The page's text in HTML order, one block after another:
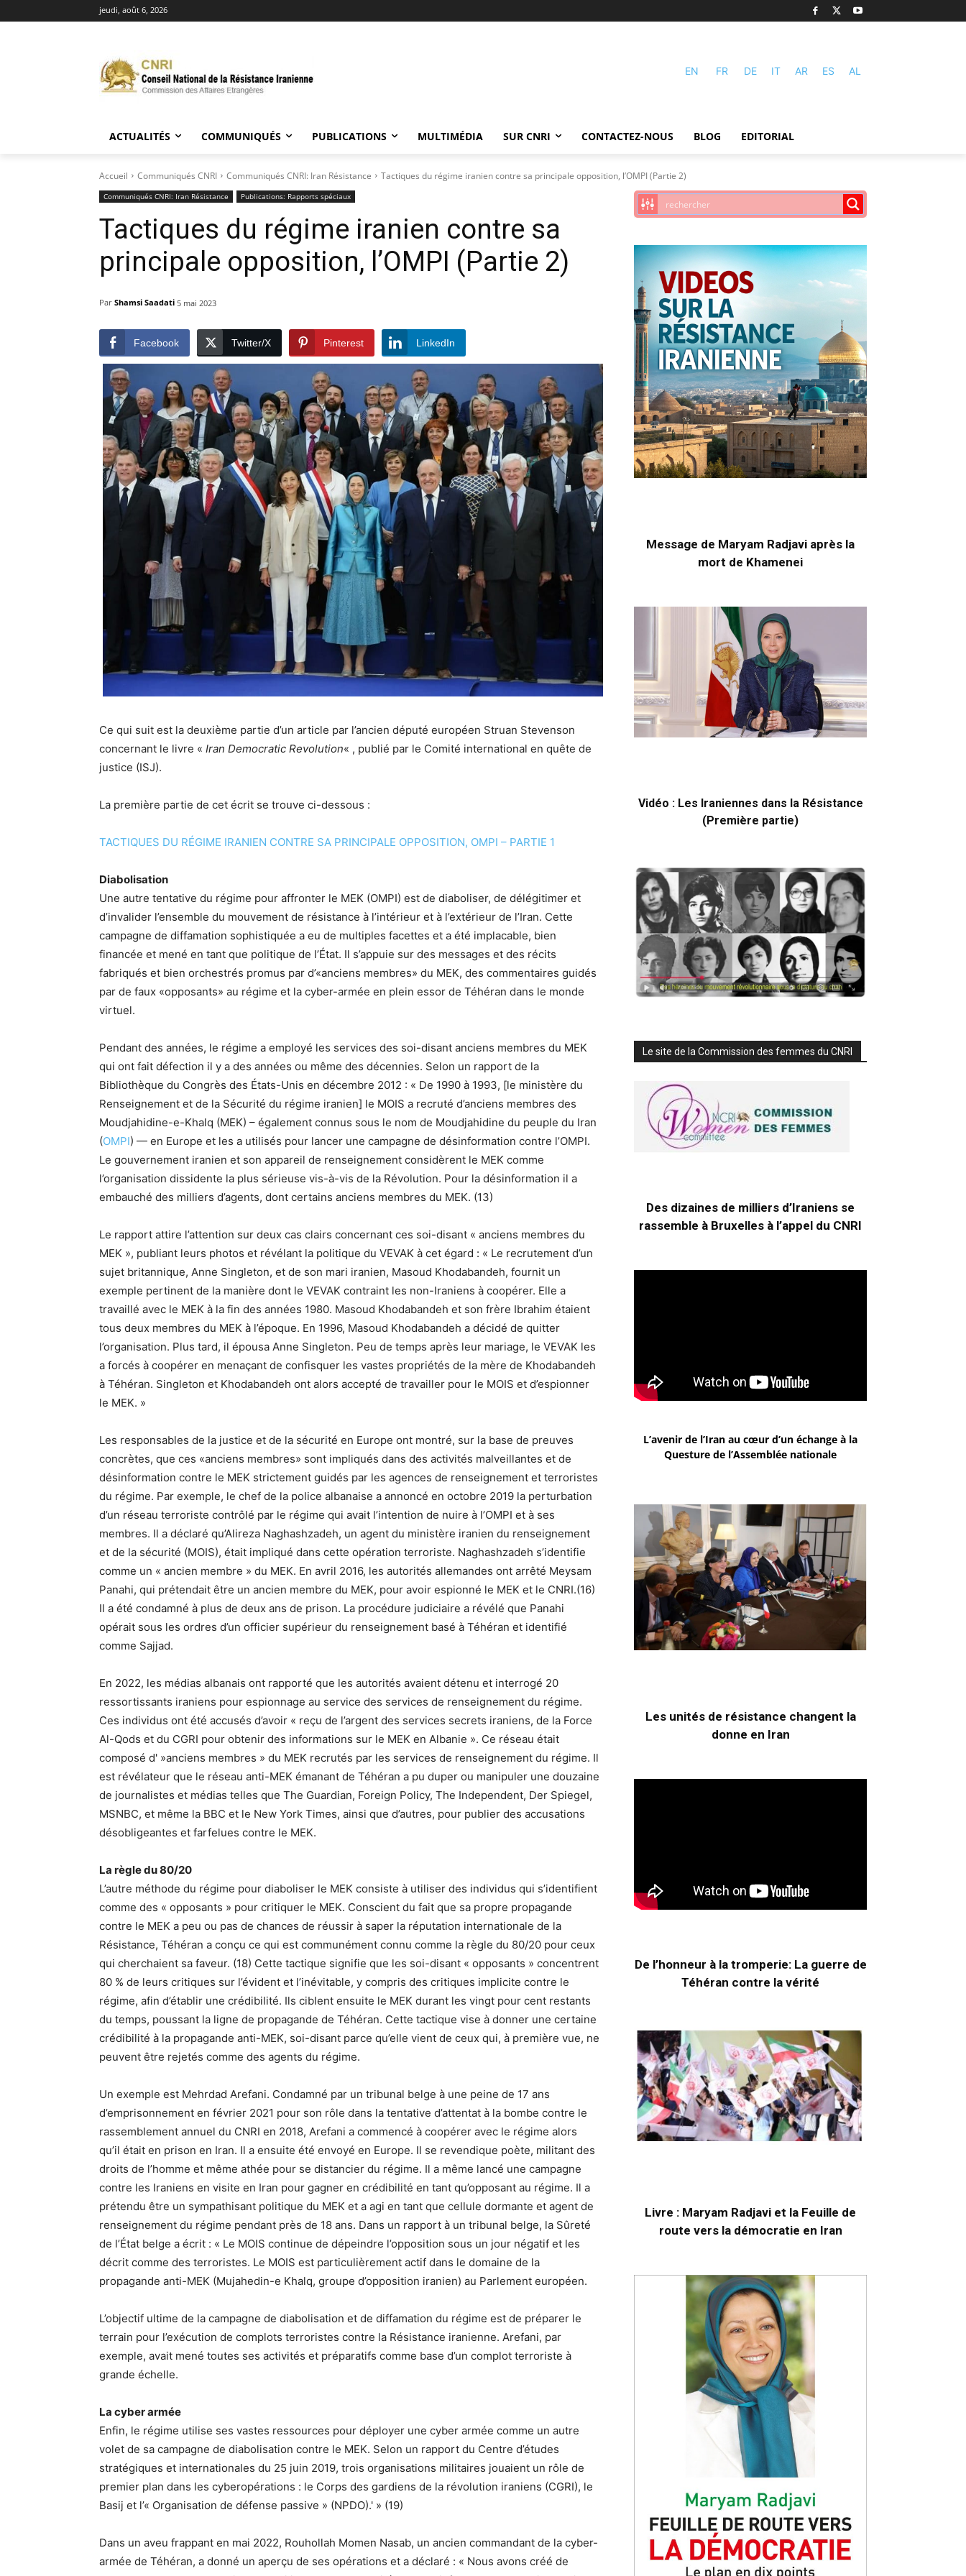
jeudi, août 6, 2026
EN FR DE IT AR ES AL
ACTUALITÉS COMMUNIQUÉS PUBLICATIONS MULTIMÉDIA SUR CNRI CONTACTEZ-NOUS BLOG EDITORIAL
Accueil Communiqués CNRI Communiqués CNRI: Iran Résistance Tactiques du régime iranien contre sa principale opposition, l’OMPI (Partie 2)
Communiqués CNRI: Iran Résistance Publications: Rapports spéciaux
Tactiques du régime iranien contre sa
principale opposition, l’OMPI (Partie 2)
Par Shamsi Saadati 5 mai 2023
Facebook Twitter/X Pinterest LinkedIn
Ce qui suit est la deuxième partie d’un article par l’ancien député européen Struan Stevenson
concernant le livre « Iran Democratic Revolution« , publié par le Comité international en quête de
justice (ISJ).
La première partie de cet écrit se trouve ci-dessous :
TACTIQUES DU RÉGIME IRANIEN CONTRE SA PRINCIPALE OPPOSITION, OMPI – PARTIE 1
Diabolisation
Une autre tentative du régime pour affronter le MEK (OMPI) est de diaboliser, de délégitimer et
d’invalider l’ensemble du mouvement de résistance à l’intérieur et à l’extérieur de l’Iran. Cette
campagne de diffamation sophistiquée a eu de multiples facettes et a été implacable, bien
financée et mené en tant que politique de l’État. Il s’appuie sur des messages et des récits
fabriqués et bien orchestrés promus par d’«anciens membres» du MEK, des commentaires guidés
par de faux «opposants» au régime et la cyber-armée en plein essor de Téhéran dans le monde
virtuel.
Pendant des années, le régime a employé les services des soi-disant anciens membres du MEK
qui ont fait défection il y a des années ou même des décennies. Selon un rapport de la
Bibliothèque du Congrès des États-Unis en décembre 2012 : « De 1990 à 1993, [le ministère du
Renseignement et de la Sécurité du régime iranien] le MOIS a recruté d’anciens membres des
Moudjahidine-e-Khalq (MEK) – également connus sous le nom de Moudjahidine du peuple du Iran
(OMPI) — en Europe et les a utilisés pour lancer une campagne de désinformation contre l’OMPI.
Le gouvernement iranien et son appareil de renseignement considèrent le MEK comme
l’organisation dissidente la plus sérieuse vis-à-vis de la Révolution. Pour la désinformation il a
embauché des milliers d’agents, dont certains anciens membres du MEK. (13)
Le rapport attire l’attention sur deux cas clairs concernant ces soi-disant « anciens membres du
MEK », publiant leurs photos et révélant la politique du VEVAK à cet égard : « Le recrutement d’un
sujet britannique, Anne Singleton, et de son mari iranien, Masoud Khodabandeh, fournit un
exemple pertinent de la manière dont le VEVAK contraint les non-Iraniens à coopérer. Elle a
travaillé avec le MEK à la fin des années 1980. Masoud Khodabandeh et son frère Ibrahim étaient
tous deux membres du MEK à l’époque. En 1996, Masoud Khodabandeh a décidé de quitter
l’organisation. Plus tard, il épousa Anne Singleton. Peu de temps après leur mariage, le VEVAK les
a forcés à coopérer en menaçant de confisquer les vastes propriétés de la mère de Khodabandeh
à Téhéran. Singleton et Khodabandeh ont alors accepté de travailler pour le MOIS et d’espionner
le MEK. »
Les responsables de la justice et de la sécurité en Europe ont montré, sur la base de preuves
concrètes, que ces «anciens membres» sont impliqués dans des activités malveillantes et de
désinformation contre le MEK strictement guidés par les agences de renseignement et terroristes
du régime. Par exemple, le chef de la police albanaise a annoncé en octobre 2019 la perturbation
d’un réseau terroriste contrôlé par le régime qui avait l’intention de nuire à l’OMPI et à ses
membres. Il a déclaré qu’Alireza Naghashzadeh, un agent du ministère iranien du renseignement
et de la sécurité (MOIS), était impliqué dans cette opération terroriste. Naghashzadeh s’identifie
comme un « ancien membre » du MEK. En avril 2016, les autorités allemandes ont arrêté Meysam
Panahi, qui prétendait être un ancien membre du MEK, pour avoir espionné le MEK et le CNRI.(16)
Il a été condamné à plus de deux ans de prison. La procédure judiciaire a révélé que Panahi
opérait sous les ordres d’un officier supérieur du renseignement basé à Téhéran et identifié
comme Sajjad.
En 2022, les médias albanais ont rapporté que les autorités avaient détenu et interrogé 20
ressortissants iraniens pour espionnage au service des services de renseignement du régime.
Ces individus ont été accusés d’avoir « reçu de l’argent des services secrets iraniens, de la Force
Al-Qods et du CGRI pour obtenir des informations sur le MEK en Albanie ». Ce réseau était
composé d' »anciens membres » du MEK recrutés par les services de renseignement du régime. Il
est révélateur que le réseau anti-MEK émanant de Téhéran a pu duper ou manipuler une douzaine
de journalistes et médias telles que The Guardian, Foreign Policy, The Independent, Der Spiegel,
MSNBC, et même la BBC et le New York Times, ainsi que d’autres, pour publier des accusations
désobligeantes et farfelues contre le MEK.
La règle du 80/20
L’autre méthode du régime pour diaboliser le MEK consiste à utiliser des individus qui s’identifient
comme des « opposants » pour critiquer le MEK. Conscient du fait que sa propre propagande
contre le MEK a peu ou pas de chances de réussir à saper la réputation internationale de la
Résistance, Téhéran a conçu ce qui est communément connu comme la règle du 80/20 pour ceux
qui cherchaient sa faveur. (18) Cette tactique signifie que les soi-disant « opposants » concentrent
80 % de leurs critiques sur l’évident et l’inévitable, y compris des critiques implicite contre le
régime, afin d’établir une crédibilité. Ils ciblent ensuite le MEK durant les vingt pour cent restants
du temps, poussant la ligne de propagande de Téhéran. Cette tactique vise à donner une certaine
crédibilité à la propagande anti-MEK, soi-disant parce qu’elle vient de ceux qui, à première vue, ne
peuvent être rejetés comme des agents du régime.
Un exemple est Mehrdad Arefani. Condamné par un tribunal belge à une peine de 17 ans
d’emprisonnement en février 2021 pour son rôle dans la tentative d’attentat à la bombe contre le
rassemblement annuel du CNRI en 2018, Arefani a commencé à coopérer avec le régime alors
qu’il était en prison en Iran. Il a ensuite été envoyé en Europe. Il se revendique poète, militant des
droits de l’homme et même athée pour se distancier du régime. Il a même lancé une campagne
contre les Iraniens en visite en Iran pour gagner en crédibilité en tant qu’opposant au régime. Il a
prétendu être un sympathisant politique du MEK et a agi en tant que cellule dormante et agent de
renseignement du régime pendant près de 18 ans. Dans un rapport à un tribunal belge, la Sûreté
de l’État belge a écrit : « Le MOIS continue de dépeindre l’opposition sous un jour négatif et les
décrit comme des terroristes. Le MOIS est particulièrement actif dans le domaine de la
propagande anti-MEK (Mujahedin-e Khalq, groupe d’opposition iranien) au Parlement européen.
L’objectif ultime de la campagne de diabolisation et de diffamation du régime est de préparer le
terrain pour l’exécution de complots terroristes contre la Résistance iranienne. Arefani, par
exemple, avait mené toutes ses activités et préparatifs comme base d’un complot terroriste à
grande échelle.
La cyber armée
Enfin, le régime utilise ses vastes ressources pour déployer une cyber armée comme un autre
volet de sa campagne de diabolisation contre le MEK. Selon un rapport du Centre d’études
stratégiques et internationales du 25 juin 2019, trois organisations militaires jouaient un rôle de
premier plan dans les cyberopérations : le Corps des gardiens de la révolution iraniens (CGRI), le
Basij et l’« Organisation de défense passive » (NPDO).' » (19)
Dans un aveu frappant en mai 2022, Rouhollah Momen Nasab, un ancien commandant de la cyber-
armée de Téhéran, a donné un aperçu de ses opérations et a déclaré : « Nous avons créé de
Message de Maryam Radjavi après la
mort de Khamenei
Vidéo : Les Iraniennes dans la Résistance
(Première partie)
Le site de la Commission des femmes du CNRI
Des dizaines de milliers d’Iraniens se
rassemble à Bruxelles à l’appel du CNRI
L’avenir de l’Iran au cœur d’un échange à la
Questure de l’Assemblée nationale
Les unités de résistance changent la
donne en Iran
De l’honneur à la tromperie: La guerre de
Téhéran contre la vérité
Livre : Maryam Radjavi et la Feuille de
route vers la démocratie en Iran